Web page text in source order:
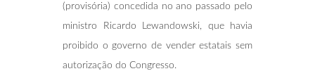
(provisória) concedida no ano passado pelo
ministro Ricardo Lewandowski, que havia
proibido o governo de vender estatais sem
autorização do Congresso.